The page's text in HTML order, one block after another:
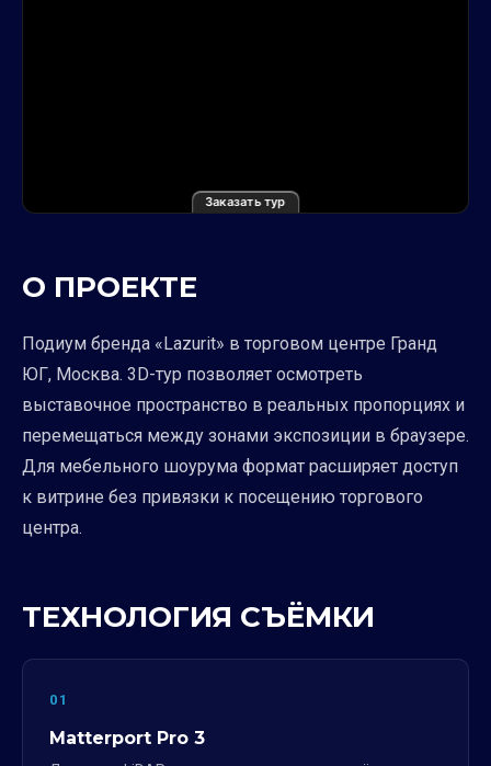
Заказать тур
О ПРОЕКТЕ
Подиум бренда «Lazurit» в торговом центре Гранд
ЮГ, Москва. 3D-тур позволяет осмотреть
выставочное пространство в реальных пропорциях и
перемещаться между зонами экспозиции в браузере.
Для мебельного шоурума формат расширяет доступ
к витрине без привязки к посещению торгового
центра.
ТЕХНОЛОГИЯ СЪЁМКИ
01
Matterport Pro 3